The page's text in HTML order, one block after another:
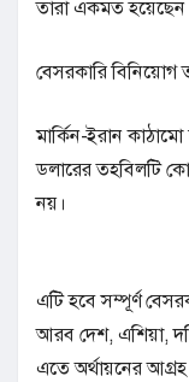
তারা একমত
বেসরকারি বিনিয়োগ
মার্কিন-ইরান
ডলারের তহবিলটি
নয়।
এটি হবে সম্পূর্ণ
আরব দেশ, এশিয়া,
এতে অর্থায়নের আগ্রহ